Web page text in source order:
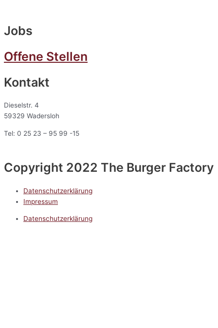
Jobs
Offene Stellen
Kontakt
Dieselstr. 4
59329 Wadersloh
Tel: 0 25 23 – 95 99 -15
Copyright 2022 The Burger Factory
Datenschutzerklärung
Impressum
Datenschutzerklärung